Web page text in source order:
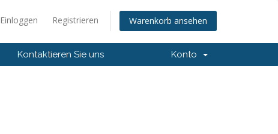
Einloggen Registrieren Warenkorb ansehen
Kontaktieren Sie uns Konto